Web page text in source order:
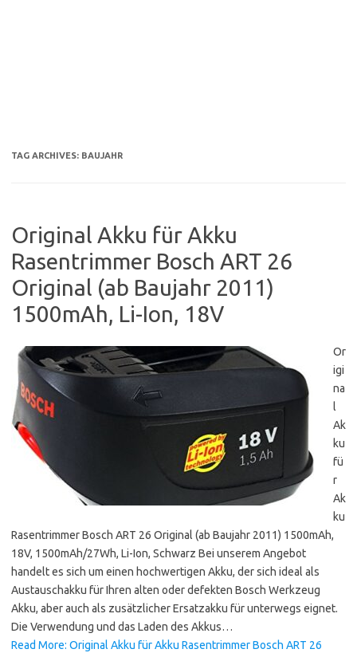
TAG ARCHIVES: BAUJAHR
Original Akku für Akku
Rasentrimmer Bosch ART 26
Original (ab Baujahr 2011)
1500mAh, Li-Ion, 18V
Or
igi
na
l
Ak
ku
fü
r
Ak
ku
Rasentrimmer Bosch ART 26 Original (ab Baujahr 2011) 1500mAh,
18V, 1500mAh/27Wh, Li-Ion, Schwarz Bei unserem Angebot
handelt es sich um einen hochwertigen Akku, der sich ideal als
Austauschakku für Ihren alten oder defekten Bosch Werkzeug
Akku, aber auch als zusätzlicher Ersatzakku für unterwegs eignet.
Die Verwendung und das Laden des Akkus…
Read More: Original Akku für Akku Rasentrimmer Bosch ART 26